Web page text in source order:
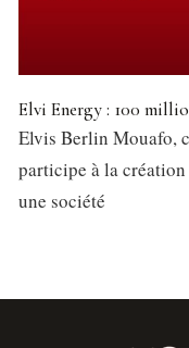
Elvi Energy : 100
Elvis Berlin Mouafo,
participe à la création
une société